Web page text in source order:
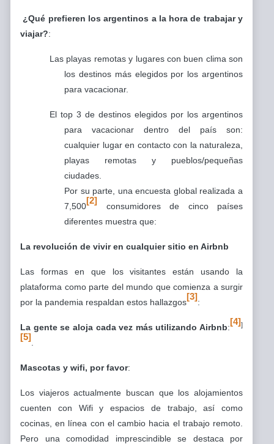
¿Qué prefieren los argentinos a la hora de trabajar y
viajar?:
Las playas remotas y lugares con buen clima son
los destinos más elegidos por los argentinos
para vacacionar.
El top 3 de destinos elegidos por los argentinos
para vacacionar dentro del país son:
cualquier lugar en contacto con la naturaleza,
playas remotas y pueblos/pequeñas
ciudades.
Por su parte, una encuesta global realizada a
7,500
[2]
consumidores de cinco países
diferentes muestra que:
La revolución de vivir en cualquier sitio en Airbnb
Las formas en que los visitantes están usando la
plataforma como parte del mundo que comienza a surgir
por la pandemia respaldan estos hallazgos
[3]
:
La gente se aloja cada vez más utilizando Airbnb:
[4]]
[5]
Mascotas y wifi, por favor:
Los viajeros actualmente buscan que los alojamientos
cuenten con Wifi y espacios de trabajo, así como
cocinas, en línea con el cambio hacia el trabajo remoto.
Pero una comodidad imprescindible se destaca por